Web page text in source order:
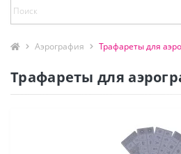
Аэрография Трафареты для
Трафареты для